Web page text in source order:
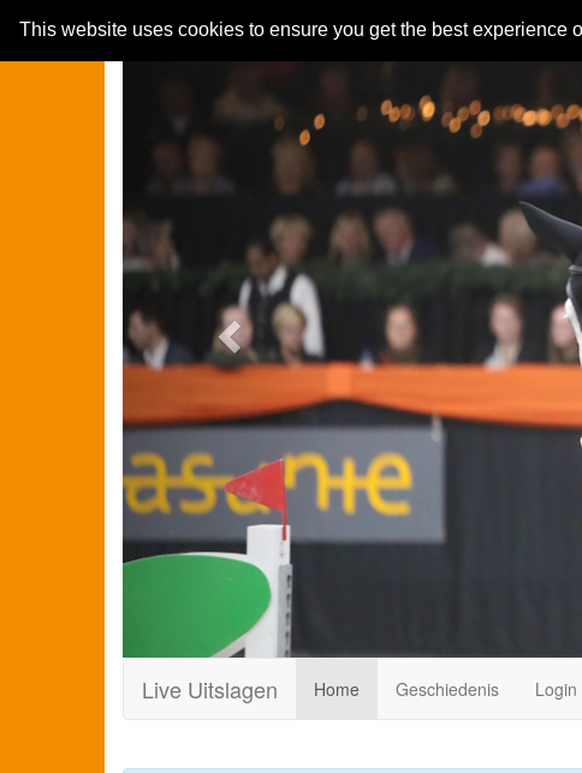
This website uses cookies to ensure you get the best experience
Previous
Live Uitslagen Home Geschiedenis Login